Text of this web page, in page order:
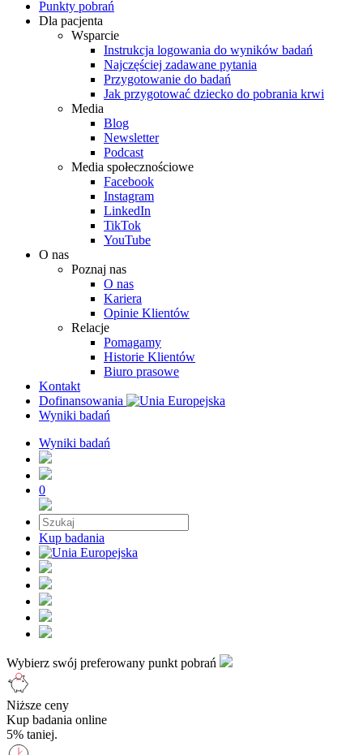
Punkty pobrań
Dla pacjenta
Wsparcie
Instrukcja logowania do wyników badań
Najczęściej zadawane pytania
Przygotowanie do badań
Jak przygotować dziecko do pobrania krwi
Media
Blog
Newsletter
Podcast
Media społecznościowe
Facebook
Instagram
LinkedIn
TikTok
YouTube
O nas
Poznaj nas
O nas
Kariera
Opinie Klientów
Relacje
Pomagamy
Historie Klientów
Biuro prasowe
Kontakt
Dofinansowania
Wyniki badań
Wyniki badań
0
Kup badania
Wybierz swój preferowany punkt pobrań
Niższe ceny
Kup badania online
5% taniej.